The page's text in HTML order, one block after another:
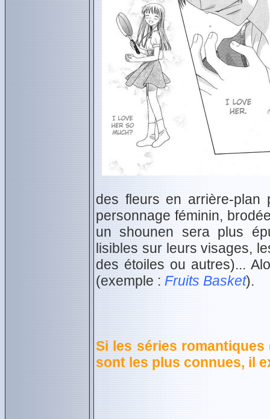
des fleurs en arrière-
personnage féminin,
un shounen sera plus
lisibles sur leurs visages,
des étoiles ou autres)...
(exemple : Fruits Basket).
Si les séries
sont les plus connues, il